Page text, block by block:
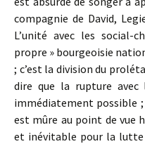
compagnie de David,
L’unité avec les social-
propre » bourgeoisie
; c’est la division du
dire que la rupture
immédiatement possible ;
est mûre au point de vue
et inévitable pour la